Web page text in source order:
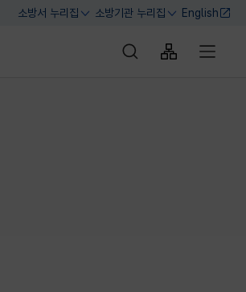
소방서 누리집
열기
소방기관 누리집
열기
English
통합검색 바로가기
사이트맵 바
전체메